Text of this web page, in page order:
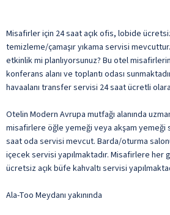
Misafirler için 24 saat açık ofis, lobide
temizleme/çamaşır yıkama servisi
etkinlik mi planlıyorsunuz? Bu otel
konferans alanı ve toplantı odası
havaalanı transfer servisi 24 saat ücretli
Otelin Modern Avrupa mutfağı alanında
misafirlere öğle yemeği veya akşam yemeği
saat oda servisi mevcut. Barda/oturma
içecek servisi yapılmaktadır. Misafirlere her
ücretsiz açık büfe kahvaltı servisi
Ala-Too Meydanı yakınında